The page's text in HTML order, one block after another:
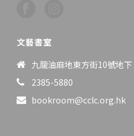
文藝書室
九龍油麻地東方街10號地下
2385-5880
bookroom@cclc.org.hk